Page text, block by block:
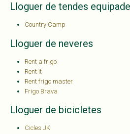
Lloguer de tendes
Country Camp
Lloguer de neveres
Rent a frigo
Rent it
Rent frigo master
Frigo Brava
Lloguer de bicicletes
Cicles JK